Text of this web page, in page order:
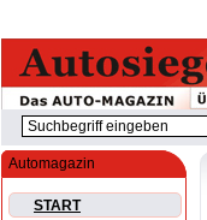
Automagazin
START